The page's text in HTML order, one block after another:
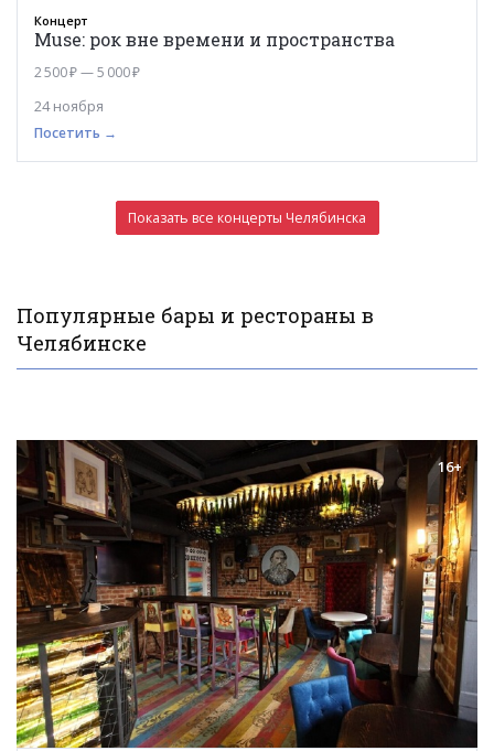
Концерт
Muse: рок вне времени и пространства
2 500 ₽ — 5 000 ₽
24 ноября
Посетить →
Показать все концерты Челябинска
Популярные бары и рестораны в
Челябинске
16+